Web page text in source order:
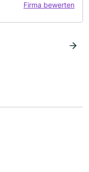
Firma bewerten